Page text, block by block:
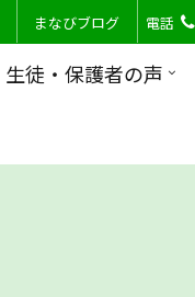
まなびブログ 電話
生徒・保護者の声